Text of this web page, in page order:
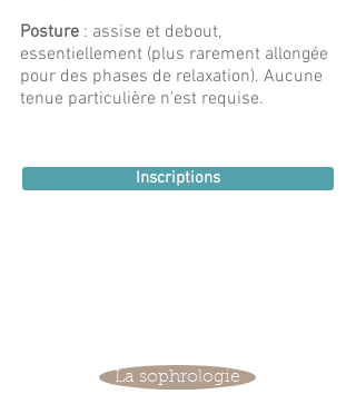
Posture : assise et debout,
essentiellement (plus rarement allongée
pour des phases de relaxation). Aucune
tenue particulière n'est requise.
Inscriptions
La sophrologie